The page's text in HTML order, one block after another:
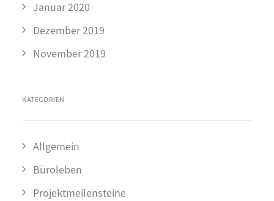
Januar 2020
Dezember 2019
November 2019
KATEGORIEN
Allgemein
Büroleben
Projektmeilensteine